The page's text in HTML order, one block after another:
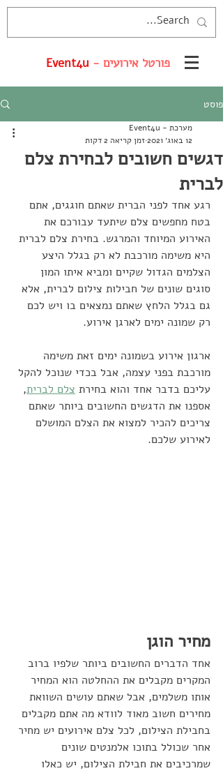
פורטל אירועים - Event4u
פוסט
דגשים חשובים לבחירת צלם
לברית
מערכת - Event4u
12 באוג׳ 2021
זמן קריאה 2 דקות
רגע אחד לפני הברית שאתם חוגגים, אתם
בטח מחפשים צלם שיתעד עבורכם את
האירוע המיוחד והמרגש. בחירת צלם לברית
היא משימה מורכבת לא רק בגלל היצע
הצלמים הגדול שקיים ומביא איתו המון
סוגים שונים של חבילות צילום לברית, אלא
גם בגלל הלחץ שאתם נמצאים בו ויש לכם
רק שמונה ימים לארגן אירוע.
ארגון אירוע בשמונה ימים זאת משימה
מורכבת בפני עצמה, אבל בכדי שנוכל להקל
עליכם בדבר אחד והוא בחירת צלם לברית,
אספנו את הדגשים החשובים ביותר שאתם
צריכים להכיר למצוא את הצלם המושלם
לאירוע שלכם.
מחיר הוגן
אחד הדברים החשובים ביותר שלפיו ברוב
המקרים מקבלים את ההחלטה הוא המחיר
אותו משלמים, אבל שאתם עושים השוואת
מחירים חשוב מאוד לוודא מה אתם מקבלים
בחבילת הצילום, לכל צלם אירועים יש מחיר
אחר שכולל בתוכו אלמנטים שונים
שמרכיבים את חבילת הצילום, יש כאלו